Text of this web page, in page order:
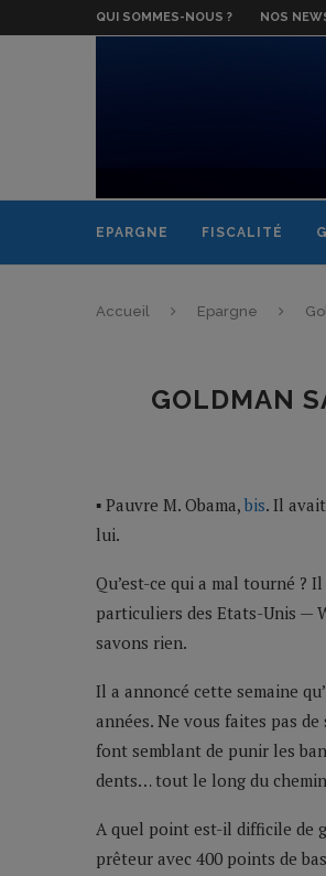
QUI SOMMES-NOUS ? NOS
EPARGNE FISCALITÉ
Accueil Epargne
GOLDMAN
▪ Pauvre M. Obama,bis. Il
lui.
Qu’est-ce qui a mal tourné ?
particuliers des Etats-Unis —
savons rien.
Il a annoncé cette semaine
années. Ne vous faites pas
font semblant de punir les
dents… tout le long du
A quel point est-il difficile de
prêteur avec 400 points de